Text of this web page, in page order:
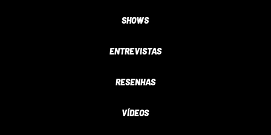
SHOWS
ENTREVISTAS
RESENHAS
VÍDEOS